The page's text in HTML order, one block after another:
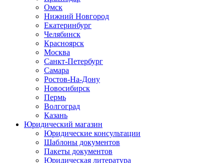
Омск
Нижний Новгород
Екатеринбург
Челябинск
Красноярск
Москва
Санкт-Петербург
Самара
Ростов-На-Дону
Новосибирск
Пермь
Волгоград
Казань
Юридический магазин
Юридические консультации
Шаблоны документов
Пакеты документов
Юридическая литература